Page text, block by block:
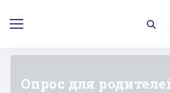
"ЛИЧНОЕ ДЕЛО"